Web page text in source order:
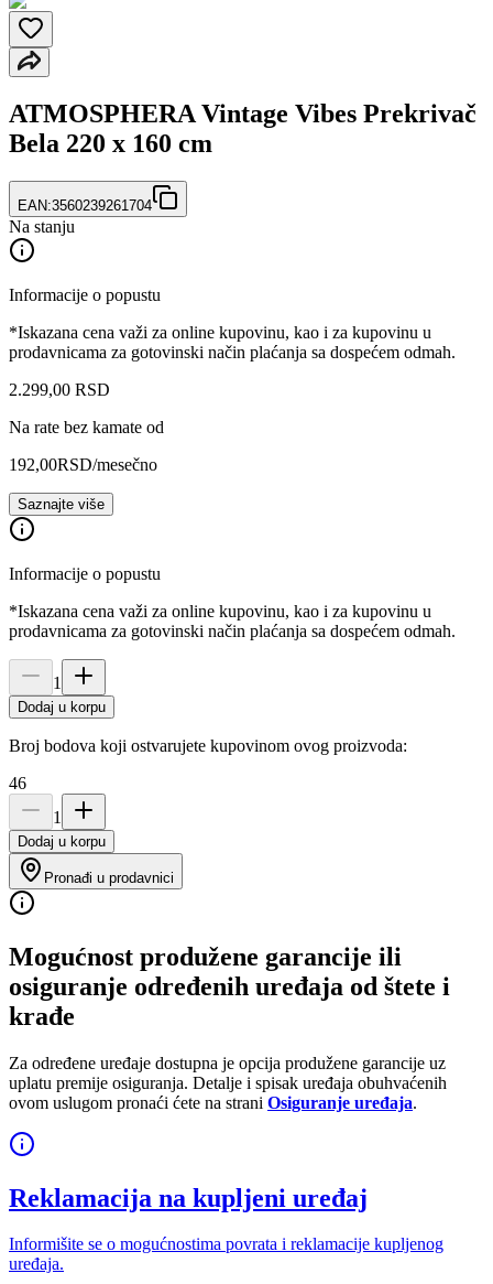
ATMOSPHERA Vintage Vibes Prekrivač
Bela 220 x 160 cm
EAN:3560239261704
Na stanju
Informacije o popustu
*Iskazana cena važi za online kupovinu, kao i za kupovinu u
prodavnicama za gotovinski način plaćanja sa dospećem odmah.
2.299,00 RSD
Na rate bez kamate od
192,00RSD/mesečno
Saznajte više
Informacije o popustu
*Iskazana cena važi za online kupovinu, kao i za kupovinu u
prodavnicama za gotovinski način plaćanja sa dospećem odmah.
1
Dodaj u korpu
Broj bodova koji ostvarujete kupovinom ovog proizvoda:
46
1
Dodaj u korpu
Pronađi u prodavnici
Mogućnost produžene garancije ili
osiguranje određenih uređaja od štete i
krađe
Za određene uređaje dostupna je opcija produžene garancije uz
uplatu premije osiguranja. Detalje i spisak uređaja obuhvaćenih
ovom uslugom pronaći ćete na strani Osiguranje uređaja.
Reklamacija na kupljeni uređaj
Informišite se o mogućnostima povrata i reklamacije kupljenog
uređaja.